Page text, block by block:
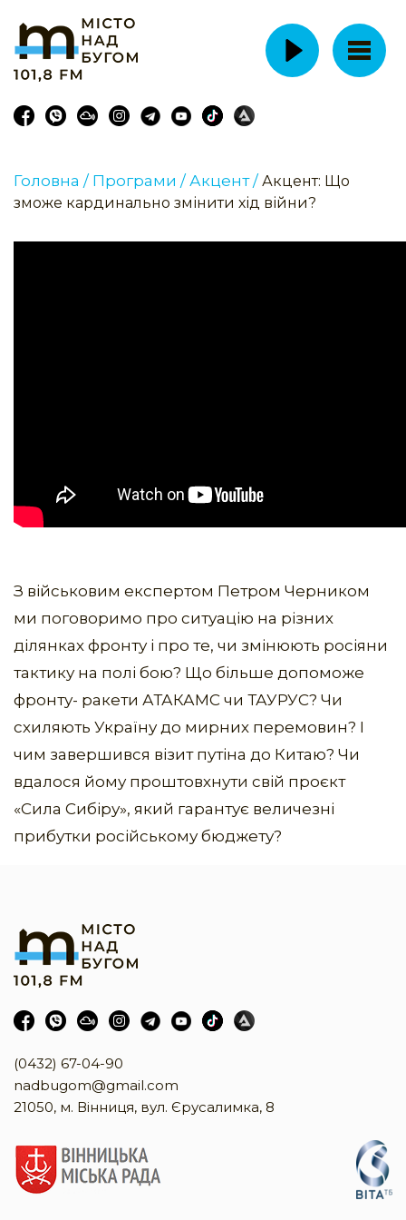
Головна / Програми / Акцент / Акцент: Що
зможе кардинально змінити хід війни?
З військовим експертом Петром Черником
ми поговоримо про ситуацію на різних
ділянках фронту і про те, чи змінюють росіяни
тактику на полі бою? Що більше допоможе
фронту- ракети АТАКАМС чи ТАУРУС? Чи
схиляють Україну до мирних перемовин? І
чим завершився візит путіна до Китаю? Чи
вдалося йому проштовхнути свій проєкт
«Сила Сибіру», який гарантує величезні
прибутки російському бюджету?
(0432) 67-04-90
nadbugom@gmail.com
21050, м. Вінниця, вул. Єрусалимка, 8